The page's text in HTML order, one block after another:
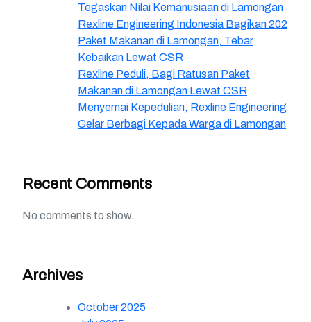
Tegaskan Nilai Kemanusiaan di Lamongan
Rexline Engineering Indonesia Bagikan 202
Paket Makanan di Lamongan, Tebar
Kebaikan Lewat CSR
Rexline Peduli, Bagi Ratusan Paket
Makanan di Lamongan Lewat CSR
Menyemai Kepedulian, Rexline Engineering
Gelar Berbagi Kepada Warga di Lamongan
Recent Comments
No comments to show.
Archives
October 2025